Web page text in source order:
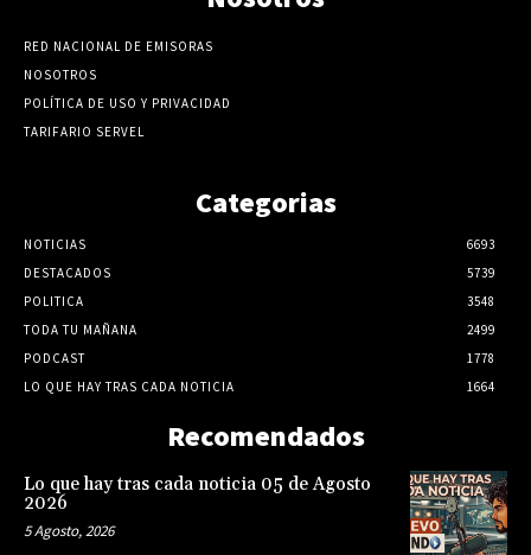
RED NACIONAL DE EMISORAS
NOSOTROS
POLÍTICA DE USO Y PRIVACIDAD
TARIFARIO SERVEL
Categorias
NOTICIAS
6693
DESTACADOS
5739
POLITICA
3548
TODA TU MAÑANA
2499
PODCAST
1778
LO QUE HAY TRAS CADA NOTICIA
1664
Recomendados
Lo que hay tras cada noticia 05 de Agosto
2026
5 Agosto, 2026